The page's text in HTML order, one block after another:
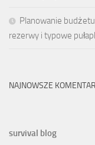
Planowanie
rezerwy i typowe
NAJNOWSZE
survival blog